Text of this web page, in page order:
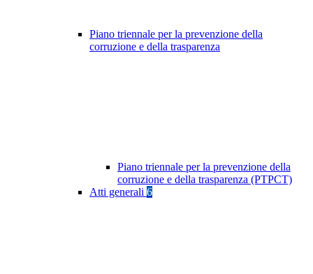
Piano triennale per la prevenzione della
corruzione e della trasparenza
Piano triennale per la prevenzione della
corruzione e della trasparenza (PTPCT)
Atti generali 6